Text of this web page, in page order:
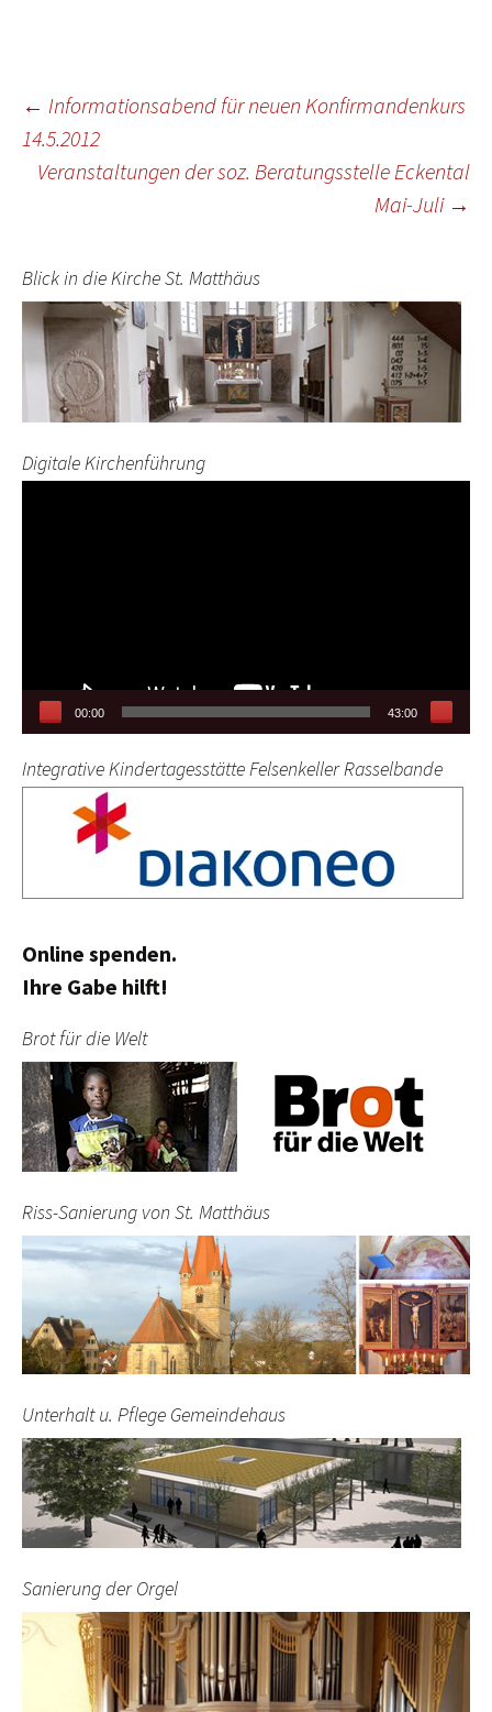
Beitragsnavigation
← Informationsabend für neuen Konfirmandenkurs
14.5.2012
Veranstaltungen der soz. Beratungsstelle Eckental
Mai-Juli →
Blick in die Kirche St. Matthäus
Digitale Kirchenführung
00:00 43:00
Integrative Kindertagesstätte Felsenkeller Rasselbande
Online spenden.
Ihre Gabe hilft!
Brot für die Welt
Riss-Sanierung von St. Matthäus
Unterhalt u. Pflege Gemeindehaus
Sanierung der Orgel